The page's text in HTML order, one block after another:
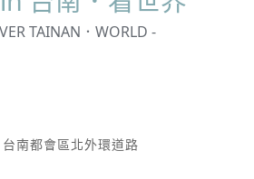
TAINAN．WORLD -
台南都會區北外環道路